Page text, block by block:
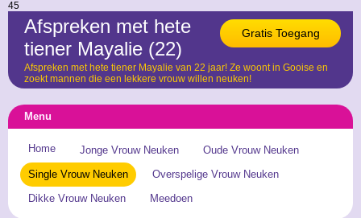
45
Gratis Toegang
Afspreken met hete
tiener Mayalie (22)
Afspreken met hete tiener Mayalie van 22 jaar! Ze woont in Gooise en
zoekt mannen die een lekkere vrouw willen neuken!
Menu
Home Jonge Vrouw Neuken
Oude Vrouw Neuken
Single Vrouw Neuken
Overspelige Vrouw Neuken
Dikke Vrouw Neuken
Meedoen